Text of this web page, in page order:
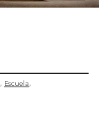
Escuela